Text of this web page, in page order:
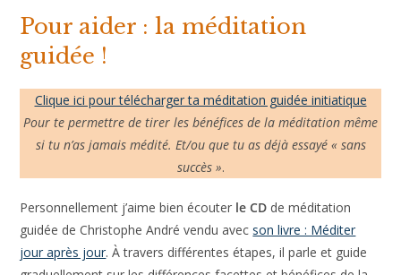
Pour aider : la méditation
guidée !
Clique ici pour télécharger ta méditation guidée initiatique
Pour te permettre de tirer les bénéfices de la méditation même
si tu n’as jamais médité. Et/ou que tu as déjà essayé « sans
succès ».
guidée de Christophe André vendu avecson livre : Méditer
jour après jour. À travers différentes étapes, il parle et guide
graduellement sur les différences facettes et bénéfices de la